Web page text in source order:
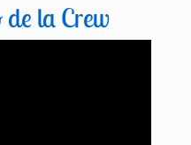
la Crew